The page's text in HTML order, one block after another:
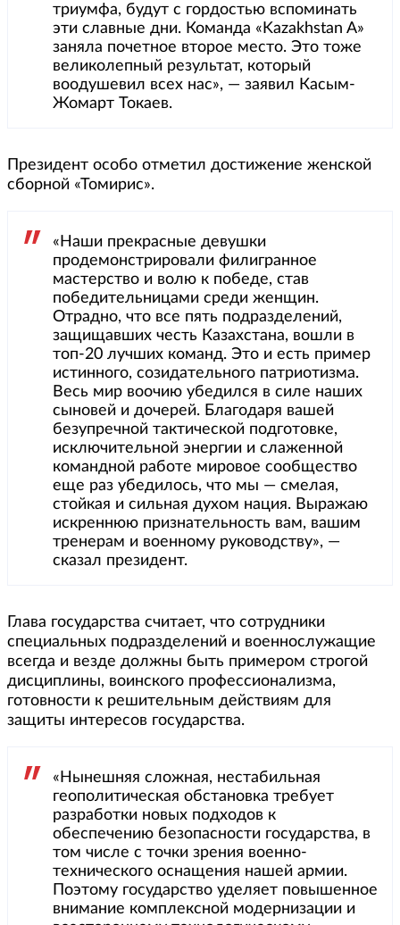
триумфа, будут с гордостью вспоминать
эти славные дни. ​Команда «Kazakhstan A»
заняла почетное второе место. Это тоже
великолепный результат, который
воодушевил всех нас», — заявил Касым-
Жомарт Токаев.
Президент особо отметил достижение женской
сборной «Томирис».
«Наши прекрасные девушки
продемонстрировали филигранное
мастерство и волю к победе, став
победительницами среди женщин.
Отрадно, что все пять подразделений,
защищавших честь Казахстана, вошли в
топ-20 лучших команд. Это и есть пример
истинного, созидательного патриотизма.
Весь мир воочию убедился в силе наших
сыновей и дочерей. Благодаря вашей
безупречной тактической подготовке,
исключительной энергии и слаженной
командной работе мировое сообщество
еще раз убедилось, что мы — смелая,
стойкая и сильная духом нация. Выражаю
искреннюю признательность вам, вашим
тренерам и военному руководству», —
сказал президент.
Глава государства считает, что сотрудники
специальных подразделений и военнослужащие
всегда и везде должны быть примером строгой
дисциплины, воинского профессионализма,
готовности к решительным действиям для
защиты интересов государства.
«Нынешняя сложная, нестабильная
геополитическая обстановка требует
разработки новых подходов к
обеспечению безопасности государства, в
том числе с точки зрения военно-
технического оснащения нашей армии.
Поэтому государство уделяет повышенное
внимание комплексной модернизации и